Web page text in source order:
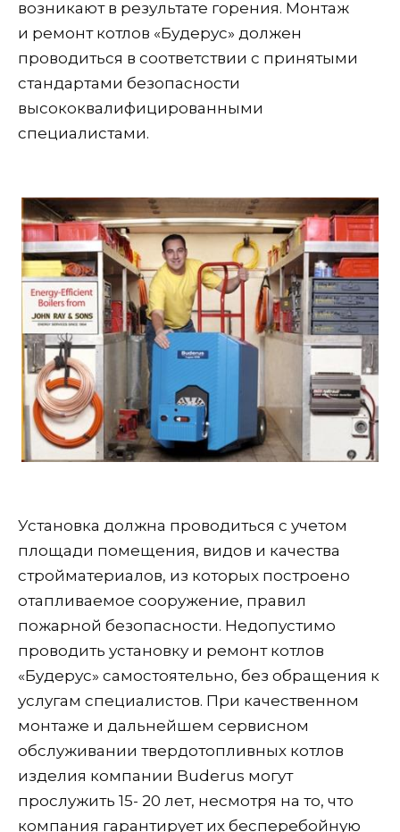
возникают в результате горения. Монтаж
и ремонт котлов «Будерус» должен
проводиться в соответствии с принятыми
стандартами безопасности
высококвалифицированными
специалистами.
Установка должна проводиться с учетом
площади помещения, видов и качества
стройматериалов, из которых построено
отапливаемое сооружение, правил
пожарной безопасности. Недопустимо
проводить установку и ремонт котлов
«Будерус» самостоятельно, без обращения к
услугам специалистов. При качественном
монтаже и дальнейшем сервисном
обслуживании твердотопливных котлов
изделия компании Buderus могут
прослужить 15- 20 лет, несмотря на то, что
компания гарантирует их бесперебойную